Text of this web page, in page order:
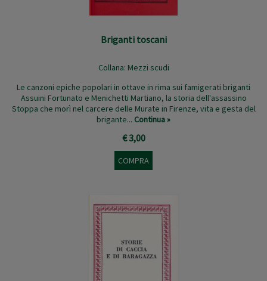
Briganti toscani
Collana: Mezzi scudi
Le canzoni epiche popolari in ottave in rima sui famigerati briganti
Assuini Fortunato e Menichetti Martiano, la storia dell'assassino
Stoppa che morì nel carcere delle Murate in Firenze, vita e gesta del
brigante... Continua »
€ 3,00
COMPRA